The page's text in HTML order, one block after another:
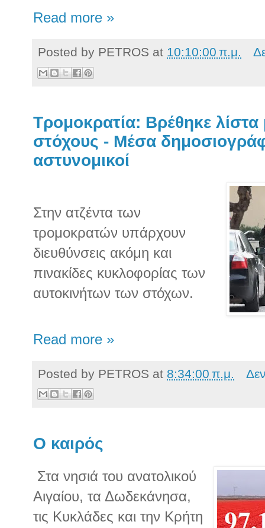
Read more »
Posted by PETROS at 10:10:00 π.μ.
Τρομοκρατία: Βρέθηκε
στόχους - Μέσα
αστυνομικοί
Στην ατζέντα των
τρομοκρατών υπάρχουν
διευθύνσεις ακόμη και
πινακίδες κυκλοφορίας των
αυτοκινήτων των στόχων.
Read more »
Posted by PETROS at 8:34:00 π.μ.
Ο καιρός
Στα νησιά του ανατολικού
Αιγαίου, τα Δωδεκάνησα,
τις Κυκλάδες και την Κρήτη